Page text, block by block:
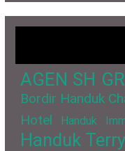
AGEN SH
Bordir Handuk
Hotel
Handuk
Handuk